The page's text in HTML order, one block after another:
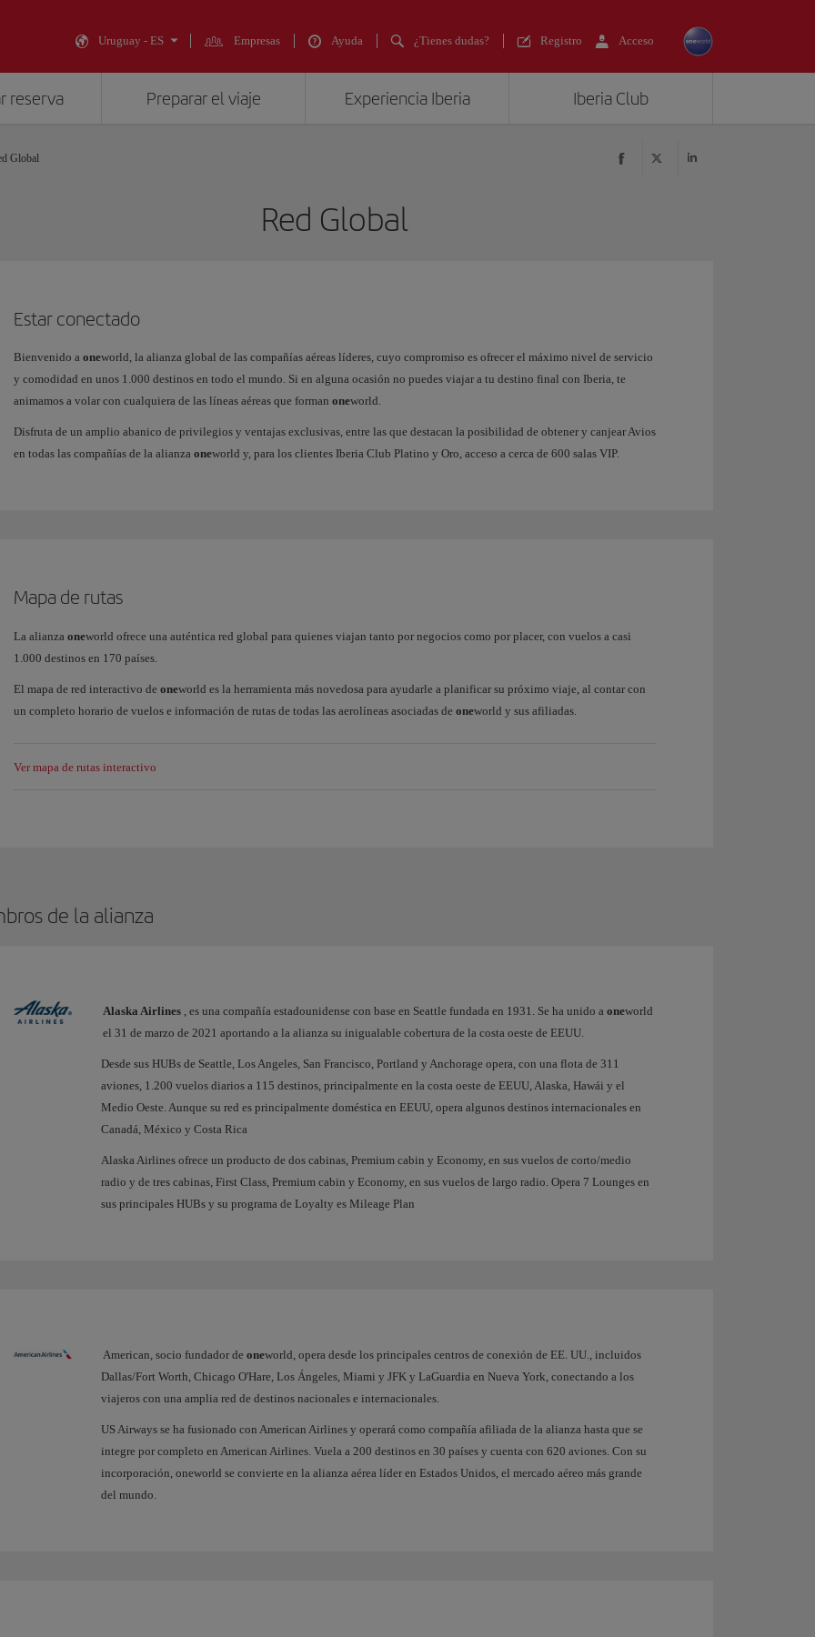
Uruguay - ES Empresas Ayuda ¿Tienes dudas? Registro Acceso
reserva Preparar el viaje Experiencia Iberia Iberia Club
Global
Red Global
Estar conectado
Bienvenido a oneworld, la alianza global de las compañías aéreas líderes, cuyo compromiso es ofrecer el máximo nivel de servicio
y comodidad en unos 1.000 destinos en todo el mundo. Si en alguna ocasión no puedes viajar a tu destino final con Iberia, te
animamos a volar con cualquiera de las líneas aéreas que forman oneworld.
Disfruta de un amplio abanico de privilegios y ventajas exclusivas, entre las que destacan la posibilidad de obtener y canjear Avios
en todas las compañías de la alianza oneworld y, para los clientes Iberia Club Platino y Oro, acceso a cerca de 600 salas VIP.
Mapa de rutas
La alianza oneworld ofrece una auténtica red global para quienes viajan tanto por negocios como por placer, con vuelos a casi
1.000 destinos en 170 países.
El mapa de red interactivo de oneworld es la herramienta más novedosa para ayudarle a planificar su próximo viaje, al contar con
un completo horario de vuelos e información de rutas de todas las aerolíneas asociadas de oneworld y sus afiliadas.
Ver mapa de rutas interactivo
de la alianza
Alaska Airlines , es una compañía estadounidense con base en Seattle fundada en 1931. Se ha unido aoneworld
el 31 de marzo de 2021 aportando a la alianza su inigualable cobertura de la costa oeste de EEUU.
Desde sus HUBs de Seattle, Los Angeles, San Francisco, Portland y Anchorage opera, con una flota de 311
aviones, 1.200 vuelos diarios a 115 destinos, principalmente en la costa oeste de EEUU, Alaska, Hawái y el
Medio Oeste. Aunque su red es principalmente doméstica en EEUU, opera algunos destinos internacionales en
Canadá, México y Costa Rica
Alaska Airlines ofrece un producto de dos cabinas, Premium cabin y Economy, en sus vuelos de corto/medio
radio y de tres cabinas, First Class, Premium cabin y Economy, en sus vuelos de largo radio. Opera 7 Lounges en
sus principales HUBs y su programa de Loyalty es Mileage Plan
American, socio fundador deoneworld, opera desde los principales centros de conexión de EE. UU., incluidos
Dallas/Fort Worth, Chicago O'Hare, Los Ángeles, Miami y JFK y LaGuardia en Nueva York, conectando a los
viajeros con una amplia red de destinos nacionales e internacionales.
US Airways se ha fusionado con American Airlines y operará como compañía afiliada de la alianza hasta que se
integre por completo en American Airlines. Vuela a 200 destinos en 30 países y cuenta con 620 aviones. Con su
incorporación, oneworld se convierte en la alianza aérea líder en Estados Unidos, el mercado aéreo más grande
del mundo.